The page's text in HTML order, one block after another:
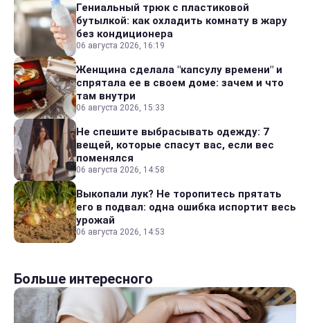
Гениальный трюк с пластиковой
бутылкой: как охладить комнату в жару
без кондиционера
06 августа 2026, 16:19
Женщина сделала "капсулу времени" и
спрятала ее в своем доме: зачем и что
там внутри
06 августа 2026, 15:33
Не спешите выбрасывать одежду: 7
вещей, которые спасут вас, если вес
поменялся
06 августа 2026, 14:58
Выкопали лук? Не торопитесь прятать
его в подвал: одна ошибка испортит весь
урожай
06 августа 2026, 14:53
Больше интересного